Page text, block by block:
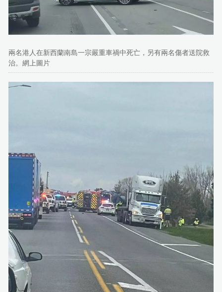
兩名港人在新西蘭南島一宗嚴重車禍中死亡，另有兩名傷者送院救
治。網上圖片